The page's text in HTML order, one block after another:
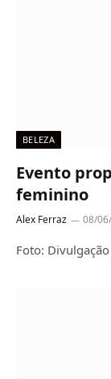
BELEZA
Evento
feminino
Alex Ferraz 08/
Foto: Divulgação